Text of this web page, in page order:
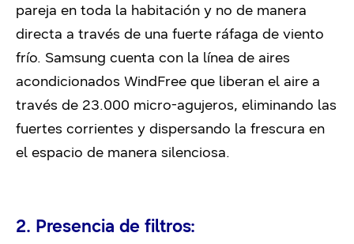
pareja en toda la habitación y no de manera
directa a través de una fuerte ráfaga de viento
frío. Samsung cuenta con la línea de aires
acondicionados WindFree que liberan el aire a
través de 23.000 micro-agujeros, eliminando las
fuertes corrientes y dispersando la frescura en
el espacio de manera silenciosa.
2. Presencia de filtros: